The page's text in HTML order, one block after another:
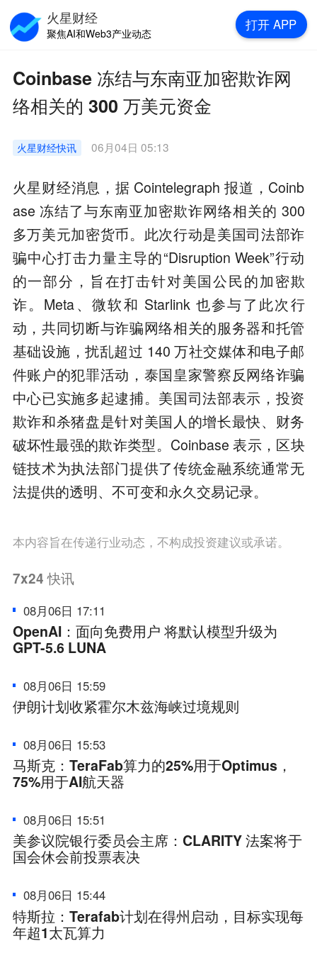
Coinbase 冻结与东南亚加密欺诈网
络相关的 300 万美元资金
火星财经快讯 06月04日 05:13
火星财经消息，据 Cointelegraph 报道，Coinb
ase 冻结了与东南亚加密欺诈网络相关的 300
多万美元加密货币。此次行动是美国司法部诈
骗中心打击力量主导的“Disruption Week”行动
的一部分，旨在打击针对美国公民的加密欺
诈。Meta、微软和 Starlink 也参与了此次行
动，共同切断与诈骗网络相关的服务器和托管
基础设施，扰乱超过 140 万社交媒体和电子邮
件账户的犯罪活动，泰国皇家警察反网络诈骗
中心已实施多起逮捕。美国司法部表示，投资
欺诈和杀猪盘是针对美国人的增长最快、财务
破坏性最强的欺诈类型。Coinbase 表示，区块
链技术为执法部门提供了传统金融系统通常无
法提供的透明、不可变和永久交易记录。
本内容旨在传递行业动态，不构成投资建议或承诺。
7x24快讯
08月06日 17:11
OpenAI：面向免费用户 将默认模型升级为
GPT-5.6 LUNA
08月06日 15:59
伊朗计划收紧霍尔木兹海峡过境规则
08月06日 15:53
马斯克：TeraFab算力的25%用于Optimus，
75%用于AI航天器
08月06日 15:51
美参议院银行委员会主席：CLARITY 法案将于
国会休会前投票表决
08月06日 15:44
特斯拉：Terafab计划在得州启动，目标实现每
年超1太瓦算力
火星财经
聚焦AI和Web3产业动态
打开 APP